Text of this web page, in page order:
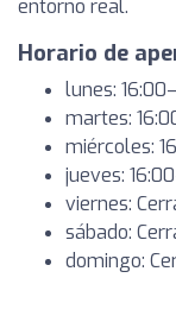
entorno real.
Horario de
lunes:
martes:
miércoles:
jueves:
viernes:
sábado:
domingo: